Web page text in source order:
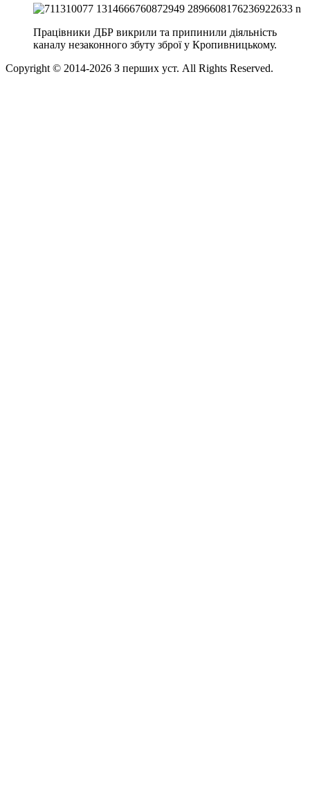
Працівники ДБР викрили та припинили діяльність
каналу незаконного збуту зброї у Кропивницькому.
Copyright © 2014-2026 З перших уст. All Rights Reserved.